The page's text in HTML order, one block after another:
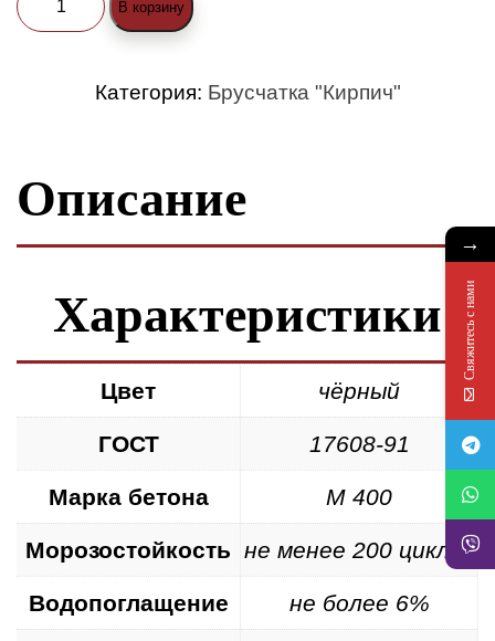
товара
чёрная
В корзину
Категория: Брусчатка "Кирпич"
Описание
Характеристики
Цвет чёрный
ГОСТ 17608-91
Марка бетона М 400
Морозостойкость не менее 200 циклов
Водопоглащение не более 6%
→
Свяжитесь с нами